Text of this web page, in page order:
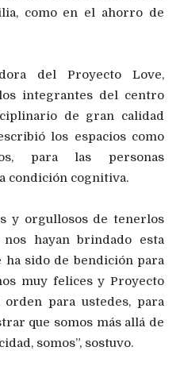
como en el ahorro de
del Proyecto Love,
integrantes del centro
de gran calidad
los espacios como
para las personas
condición cognitiva.
y orgullosos de tenerlos
hayan brindado esta
sido de bendición para
muy felices y Proyecto
para ustedes, para
que somos más allá de
somos”, sostuvo.